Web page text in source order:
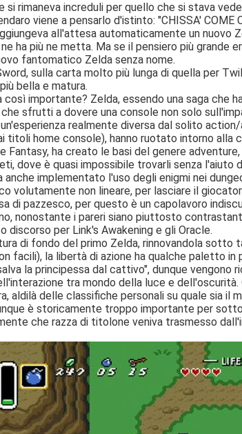
si rimaneva increduli per quello che si stava
viene a pensarlo d'istinto: "CHISSA' COME
all'attesa automaticamente un nuovo
ha più ne metta. Ma se il pensiero più grande
fantomatico Zelda senza nome.
sulla carta molto più lunga di quella per
bella e matura.
importante? Zelda, essendo una saga che
sfrutti a dovere una console non solo
realmente diversa dal solito
titoli home console), hanno ruotato intorno alla
Fantasy, ha creato le basi del genere
dove è quasi impossibile trovarli senza l'aiuto
implementato l'uso degli enigmi nei
volutamente non lineare, per lasciare il
di pazzesco, per questo è un capolavoro
nonostante i pareri siano piuttosto
discorso per Link's Awakening e gli Oracle.
di fondo del primo Zelda, rinnovandola sotto
facili), la libertà di azione ha qualche paletto in
la principessa dal cattivo", dunque vengono
tra mondo della luce e
aldilà delle classifiche personali su quale sia il
è storicamente troppo importante per
che razza di titolone veniva trasmesso